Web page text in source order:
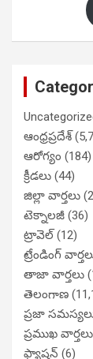
ఆంధ్రప్రదేశ్
ఆరోగ్యం (184)
క్రీడలు (44)
జిల్లా వార్తలు
టెక్నాలజీ (36)
ట్రావెల్(12)
ట్రేండింగ్
తాజా వార్తలు
తెలంగాణ
ప్రజా
ప్రముఖ వార్తలు
ఫ్యాషన్ (6)